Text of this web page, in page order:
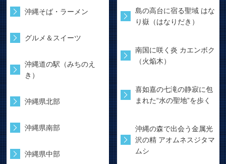
沖縄そば・ラーメン
グルメ＆スイーツ
沖縄道の駅（みちのえ
き）
沖縄県北部
沖縄県南部
沖縄県中部
島の高台に宿る聖域 はな
り嶽（はなりだき）
南国に咲く炎 カエンボク
（火焔木）
喜如嘉の七滝の静寂に包
まれた“水の聖地”を歩く
沖縄の森で出会う金属光
沢の精 アオムネスジタマ
ムシ